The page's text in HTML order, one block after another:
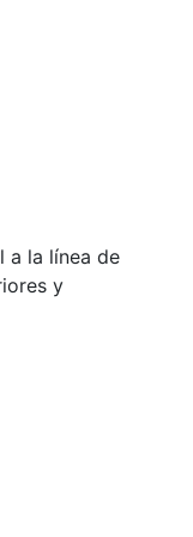
a la línea de
y